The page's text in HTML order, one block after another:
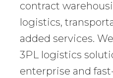
contract
logistics,
added services.
3PL logistics
enterprise and